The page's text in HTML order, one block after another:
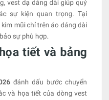
vest dạ dáng dài giúp quý
sự kiện quan trọng. Tại
mũi chỉ trên áo dáng dài
sự phù hợp.
tiết và bảng
đánh dấu bước chuyển
và họa tiết của dòng vest